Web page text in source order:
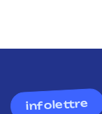
infolettre